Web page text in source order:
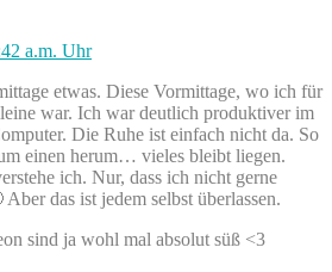
a.m. Uhr
etwas. Diese Vormittage, wo ich für
war. Ich war deutlich produktiver im
Die Ruhe ist einfach nicht da. So
einen herum… vieles bleibt liegen.
ich. Nur, dass ich nicht gerne
das ist jedem selbst überlassen.
sind ja wohl mal absolut süß <3